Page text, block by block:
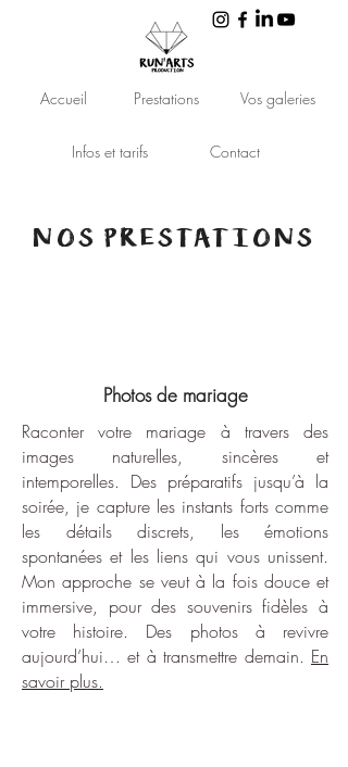
Accueil Prestations Vos galeries
Infos et tarifs Contact
NOS PRESTATIONS
Photos de mariage
Raconter votre mariage à travers des
images naturelles, sincères et
intemporelles. Des préparatifs jusqu’à la
soirée, je capture les instants forts comme
les détails discrets, les émotions
spontanées et les liens qui vous unissent.
Mon approche se veut à la fois douce et
immersive, pour des souvenirs fidèles à
votre histoire. Des photos à revivre
aujourd’hui… et à transmettre demain. En
savoir plus.